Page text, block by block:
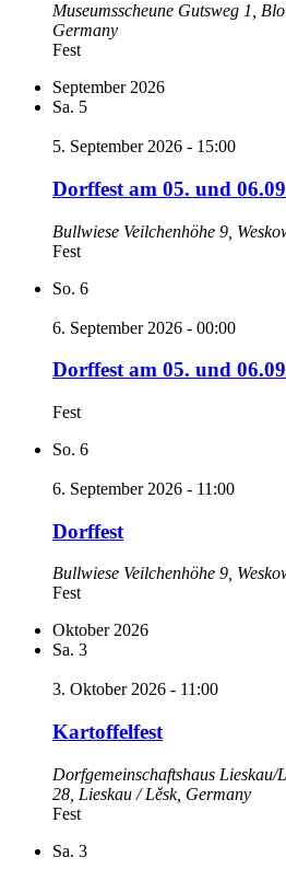
Museumsscheune Gutsweg 1,
Germany
Fest
September 2026
Sa. 5
5. September 2026 - 15:00
Dorffest am 05. und
Bullwiese Veilchenhöhe 9,
Fest
So. 6
6. September 2026 - 00:00
Dorffest am 05. und
Fest
So. 6
6. September 2026 - 11:00
Dorffest
Bullwiese Veilchenhöhe 9,
Fest
Oktober 2026
Sa. 3
3. Oktober 2026 - 11:00
Kartoffelfest
Dorfgemeinschaftshaus Lieskau/
28, Lieskau / Lěsk, Germany
Fest
Sa. 3